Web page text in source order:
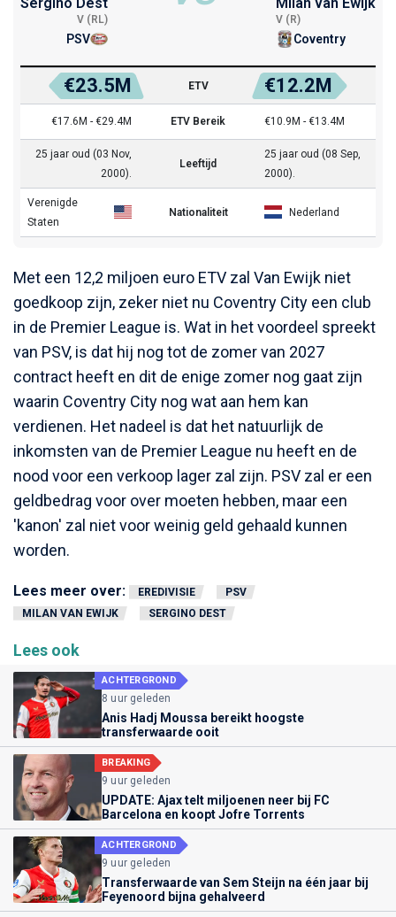
V (RL)
PSV
V (R)
Coventry
€23.5M ETV €12.2M
€17.6M - €29.4M ETV Bereik €10.9M - €13.4M
25 jaar oud (03 Nov,
2000).
Leeftijd
25 jaar oud (08 Sep,
2000).
Verenigde
Staten
Nationaliteit Nederland
Met een 12,2 miljoen euro ETV zal Van Ewijk niet
goedkoop zijn, zeker niet nu Coventry City een club
in de Premier League is. Wat in het voordeel spreekt
van PSV, is dat hij nog tot de zomer van 2027
contract heeft en dit de enige zomer nog gaat zijn
waarin Coventry City nog wat aan hem kan
verdienen. Het nadeel is dat het natuurlijk de
inkomsten van de Premier League nu heeft en de
nood voor een verkoop lager zal zijn. PSV zal er een
geldbedrag voor over moeten hebben, maar een
'kanon' zal niet voor weinig geld gehaald kunnen
worden.
Lees meer over: EREDIVISIE
PSV
MILAN VAN EWIJK
SERGINO DEST
Lees ook
ACHTERGROND
8 uur geleden
Anis Hadj Moussa bereikt hoogste
transferwaarde ooit
BREAKING
9 uur geleden
UPDATE: Ajax telt miljoenen neer bij FC
Barcelona en koopt Jofre Torrents
ACHTERGROND
9 uur geleden
Transferwaarde van Sem Steijn na één jaar bij
Feyenoord bijna gehalveerd